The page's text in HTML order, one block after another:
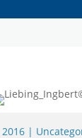
2016 |